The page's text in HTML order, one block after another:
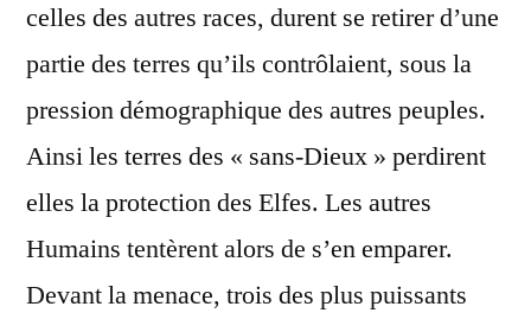
celles des autres races, durent se retirer d’une
partie des terres qu’ils contrôlaient, sous la
pression démographique des autres peuples.
Ainsi les terres des « sans-Dieux » perdirent
elles la protection des Elfes. Les autres
Humains tentèrent alors de s’en emparer.
Devant la menace, trois des plus puissants